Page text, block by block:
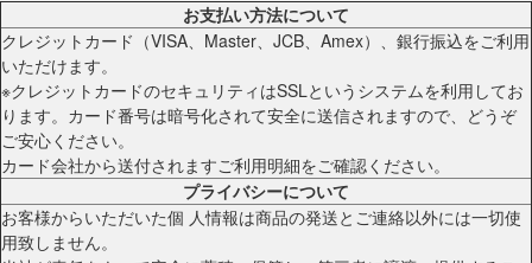
お支払い方法について
クレジットカード（VISA、Master、JCB、Amex）、銀行振込をご利用
いただけます。
※クレジットカードのセキュリティはSSLというシステムを利用してお
ります。カード番号は暗号化されて安全に送信されますので、どうぞ
ご安心ください。
カード会社から送付されますご利用明細をご確認ください。
プライバシーについて
お客様からいただいた個 人情報は商品の発送とご連絡以外には一切使
用致しません。